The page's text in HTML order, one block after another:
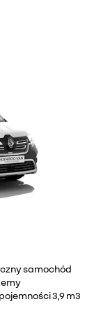
samochód
3,9 m3